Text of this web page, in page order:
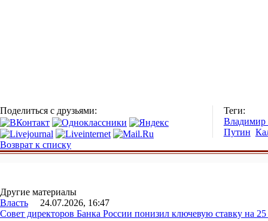
Поделиться с друзьями:
Теги:
Владимир
Путин
Возврат к списку
Другие материалы
Власть 24.07.2026, 16:47
Совет директоров Банка России понизил ключевую ставку на